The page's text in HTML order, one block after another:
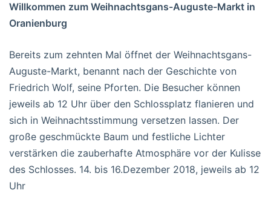
Willkommen zum Weihnachtsgans-Auguste-Markt in
Oranienburg
Bereits zum zehnten Mal öffnet der Weihnachtsgans-
Auguste-Markt, benannt nach der Geschichte von
Friedrich Wolf, seine Pforten. Die Besucher können
jeweils ab 12 Uhr über den Schlossplatz flanieren und
sich in Weihnachtsstimmung versetzen lassen. Der
große geschmückte Baum und festliche Lichter
verstärken die zauberhafte Atmosphäre vor der Kulisse
des Schlosses. 14. bis 16.Dezember 2018, jeweils ab 12
Uhr